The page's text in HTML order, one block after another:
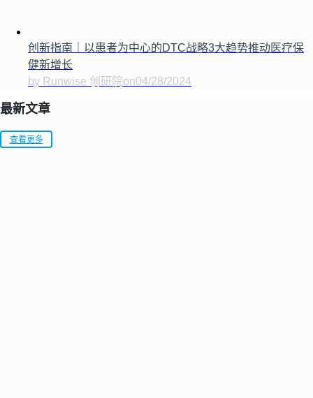
创新指南｜以患者为中心的DTC战略3大趋势推动医疗保
健新增长
by Runwise 创研院on04/28/2024
最新文章
查看更多